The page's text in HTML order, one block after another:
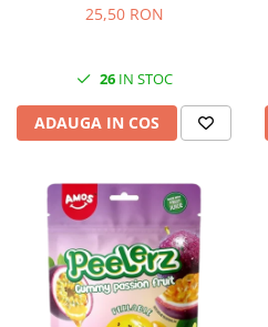
25,50 RON
26IN STOC
ADAUGA IN COS